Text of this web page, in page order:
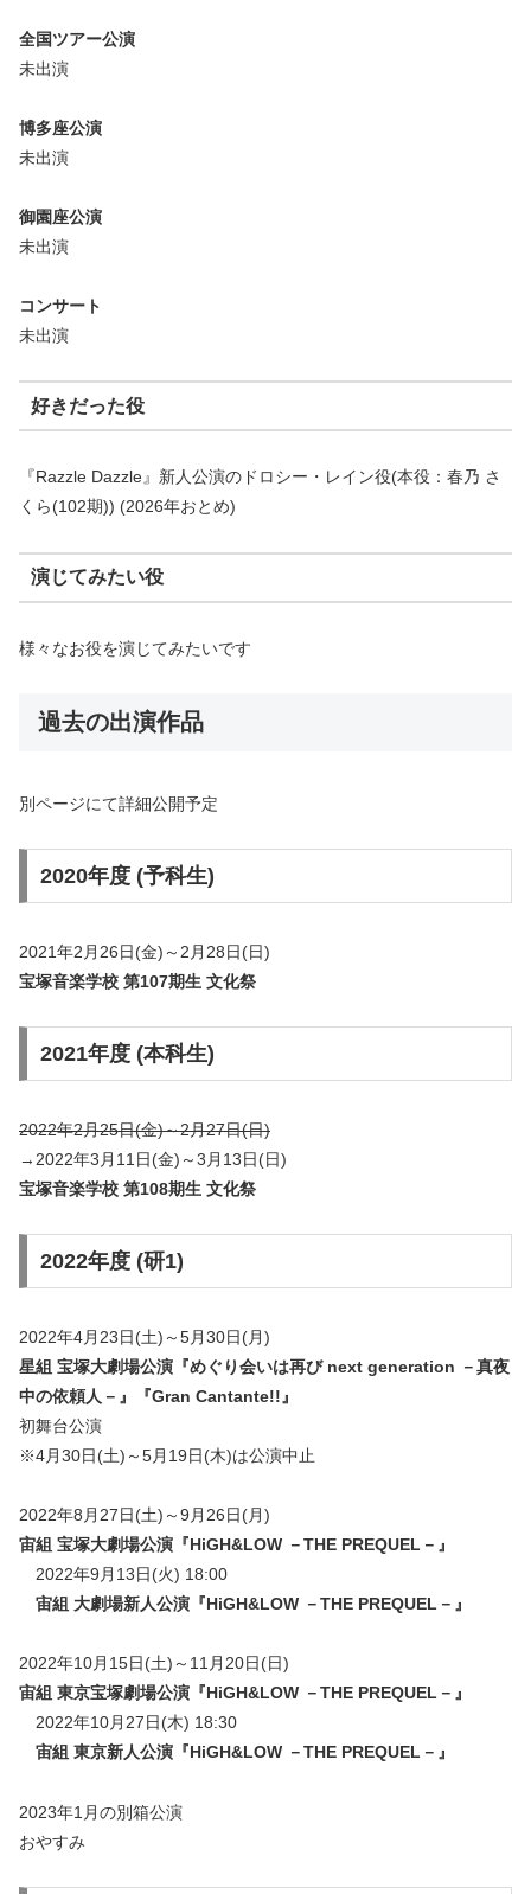
全国ツアー公演
未出演
博多座公演
未出演
御園座公演
未出演
コンサート
未出演
好きだった役
『Razzle Dazzle』新人公演のドロシー・レイン役(本役：春乃 さ
くら(102期)) (2026年おとめ)
演じてみたい役
様々なお役を演じてみたいです
過去の出演作品
別ページにて詳細公開予定
2020年度 (予科生)
2021年2月26日(金)～2月28日(日)
宝塚音楽学校 第107期生 文化祭
2021年度 (本科生)
2022年2月25日(金)～2月27日(日)
→2022年3月11日(金)～3月13日(日)
宝塚音楽学校 第108期生 文化祭
2022年度 (研1)
2022年4月23日(土)～5月30日(月)
星組 宝塚大劇場公演『めぐり会いは再び next generation －真夜
中の依頼人－』『Gran Cantante!!』
初舞台公演
※4月30日(土)～5月19日(木)は公演中止
2022年8月27日(土)～9月26日(月)
宙組 宝塚大劇場公演『HiGH&LOW －THE PREQUEL－』
2022年9月13日(火) 18:00
宙組 大劇場新人公演『HiGH&LOW －THE PREQUEL－』
2022年10月15日(土)～11月20日(日)
宙組 東京宝塚劇場公演『HiGH&LOW －THE PREQUEL－』
2022年10月27日(木) 18:30
宙組 東京新人公演『HiGH&LOW －THE PREQUEL－』
2023年1月の別箱公演
おやすみ